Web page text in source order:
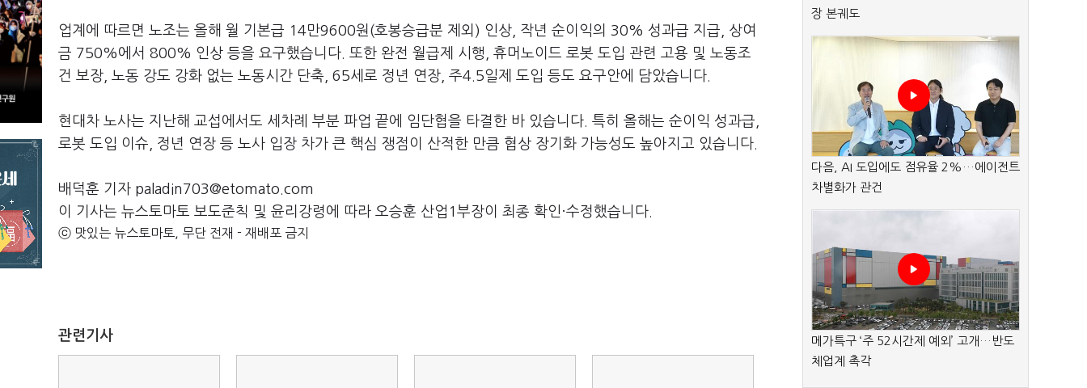
업계에 따르면 노조는 올해 월 기본급 14만9600원(호봉승급분 제외 ) 인상 작년 순이익의 30% 성과급 지급
상여
금 750%에서 800% 인상 등을 요구했습니다 또한 완전 월급제 시행
휴머노이드 로봇 도입 관련 고용 및 노동조
건 보장 노동 강도 강화 없는 노동시간 단축 , 65세로 정년 연장 주4.5일제 도입 등도 요구안에 담았습니다
현대차 노사는 지난해 교섭에서도 세차례 부분 파업 끝에 임단협을 타결한 바 있습니다 특히 올해는 순이익 성과급
로봇 도입 이슈
정년 연장 등 노사 입장 차가 큰 핵심 쟁점이 산적한 만큼 협상 장기화 가능성도 높아지고 있습니다
배덕훈 기자 paladin703@etomato.com
이 기사는 뉴스토마토 보도준칙 및 윤리강령에 따라 오승훈 산업1부장이 최종 확인·수정했습니다.
ⓒ 맛있는 뉴스토마토, 무단 전재 - 재배포 금지
관련기사
장 본궤도
다음, AI 도입에도 점유율 2%…에이전트
차별화가 관건
메가특구 ‘주 52시간제 예외’ 고개…반도
체업계 촉각